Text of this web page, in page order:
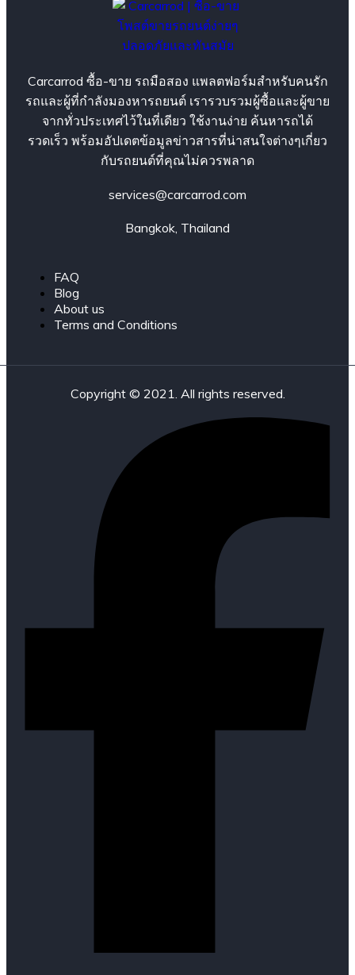
Carcarrod ซื้อ-ขาย รถมือสอง แพลตฟอร์มสำหรับคนรัก
รถและผู้ที่กำลังมองหารถยนต์ เรารวบรวมผู้ซื้อและผู้ขาย
จากทั่วประเทศไว้ในที่เดียว ใช้งานง่าย ค้นหารถได้
รวดเร็ว พร้อมอัปเดตข้อมูลข่าวสารที่น่าสนใจต่างๆเกี่ยว
กับรถยนต์ที่คุณไม่ควรพลาด
services@carcarrod.com
Bangkok, Thailand
FAQ
Blog
About us
Terms and Conditions
Copyright © 2021. All rights reserved.